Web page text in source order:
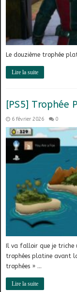
Le douzième trophée
Lire la suite
[PS5] Trophée
6 février 2026 0
Il va falloir que je triche
trophées platine avant
trophées » …
Lire la suite